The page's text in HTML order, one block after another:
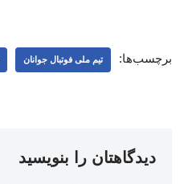
برچسب‌ها: تیم ملی فوتبال جوانان
دیدگاهتان را بنویسید